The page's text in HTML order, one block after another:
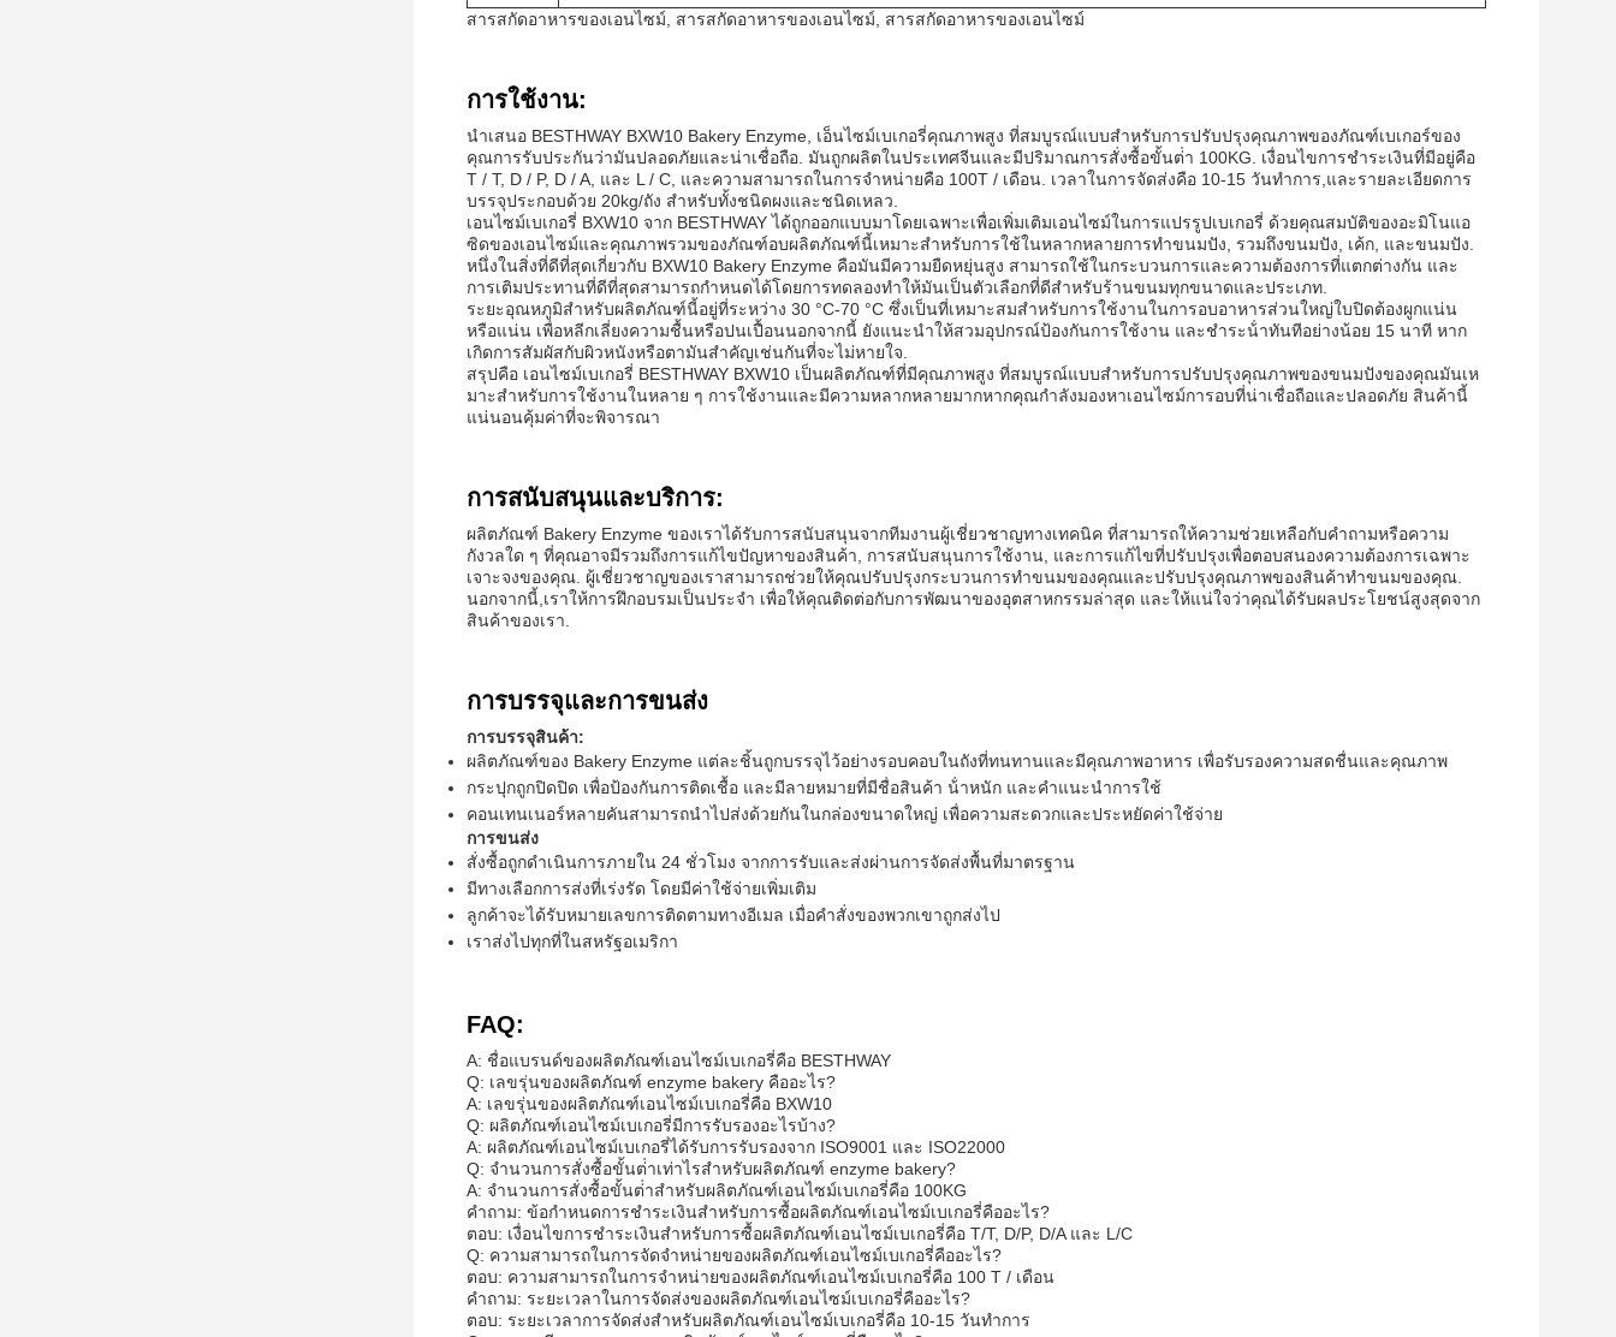
สารสกัดอาหารของเอนไซม์, สารสกัดอาหารของเอนไซม์, สารสกัดอาหารของเอนไซม์
การใช้งาน:
นําเสนอ BESTHWAY BXW10 Bakery Enzyme, เอ็นไซม์เบเกอรี่คุณภาพสูง ที่สมบูรณ์แบบสําหรับการปรับปรุงคุณภาพของภัณฑ์เบเกอร์ของ
คุณการรับประกันว่ามันปลอดภัยและน่าเชื่อถือ. มันถูกผลิตในประเทศจีนและมีปริมาณการสั่งซื้อขั้นต่ํา 100KG. เงื่อนไขการชําระเงินที่มีอยู่คือ
T / T, D / P, D / A, และ L / C, และความสามารถในการจําหน่ายคือ 100T / เดือน. เวลาในการจัดส่งคือ 10-15 วันทําการ,และรายละเอียดการ
บรรจุประกอบด้วย 20kg/ถัง สําหรับทั้งชนิดผงและชนิดเหลว.
เอนไซม์เบเกอรี่ BXW10 จาก BESTHWAY ได้ถูกออกแบบมาโดยเฉพาะเพื่อเพิ่มเติมเอนไซม์ในการแปรรูปเบเกอรี่ ด้วยคุณสมบัติของอะมิโนแอ
ซิดของเอนไซม์และคุณภาพรวมของภัณฑ์อบผลิตภัณฑ์นี้เหมาะสําหรับการใช้ในหลากหลายการทําขนมปัง, รวมถึงขนมปัง, เค้ก, และขนมปัง.
หนึ่งในสิ่งที่ดีที่สุดเกี่ยวกับ BXW10 Bakery Enzyme คือมันมีความยืดหยุ่นสูง สามารถใช้ในกระบวนการและความต้องการที่แตกต่างกัน และ
การเติมประทานที่ดีที่สุดสามารถกําหนดได้โดยการทดลองทําให้มันเป็นตัวเลือกที่ดีสําหรับร้านขนมทุกขนาดและประเภท.
ระยะอุณหภูมิสําหรับผลิตภัณฑ์นี้อยู่ที่ระหว่าง 30 °C-70 °C ซึ่งเป็นที่เหมาะสมสําหรับการใช้งานในการอบอาหารส่วนใหญ่ใบปิดต้องผูกแน่น
หรือแน่น เพื่อหลีกเลี่ยงความชื้นหรือปนเปื้อนนอกจากนี้ ยังแนะนําให้สวมอุปกรณ์ป้องกันการใช้งาน และชําระน้ําทันทีอย่างน้อย 15 นาที หาก
เกิดการสัมผัสกับผิวหนังหรือตามันสําคัญเช่นกันที่จะไม่หายใจ.
สรุปคือ เอนไซม์เบเกอรี่ BESTHWAY BXW10 เป็นผลิตภัณฑ์ที่มีคุณภาพสูง ที่สมบูรณ์แบบสําหรับการปรับปรุงคุณภาพของขนมปังของคุณมันเห
มาะสําหรับการใช้งานในหลาย ๆ การใช้งานและมีความหลากหลายมากหากคุณกําลังมองหาเอนไซม์การอบที่น่าเชื่อถือและปลอดภัย สินค้านี้
แน่นอนคุ้มค่าที่จะพิจารณา
การสนับสนุนและบริการ:
ผลิตภัณฑ์ Bakery Enzyme ของเราได้รับการสนับสนุนจากทีมงานผู้เชี่ยวชาญทางเทคนิค ที่สามารถให้ความช่วยเหลือกับคําถามหรือความ
กังวลใด ๆ ที่คุณอาจมีรวมถึงการแก้ไขปัญหาของสินค้า, การสนับสนุนการใช้งาน, และการแก้ไขที่ปรับปรุงเพื่อตอบสนองความต้องการเฉพาะ
เจาะจงของคุณ. ผู้เชี่ยวชาญของเราสามารถช่วยให้คุณปรับปรุงกระบวนการทําขนมของคุณและปรับปรุงคุณภาพของสินค้าทําขนมของคุณ.
นอกจากนี้,เราให้การฝึกอบรมเป็นประจํา เพื่อให้คุณติดต่อกับการพัฒนาของอุตสาหกรรมล่าสุด และให้แน่ใจว่าคุณได้รับผลประโยชน์สูงสุดจาก
สินค้าของเรา.
การบรรจุและการขนส่ง
การบรรจุสินค้า:
ผลิตภัณฑ์ของ Bakery Enzyme แต่ละชิ้นถูกบรรจุไว้อย่างรอบคอบในถังที่ทนทานและมีคุณภาพอาหาร เพื่อรับรองความสดชื่นและคุณภาพ
กระปุกถูกปิดปิด เพื่อป้องกันการติดเชื้อ และมีลายหมายที่มีชื่อสินค้า น้ําหนัก และคําแนะนําการใช้
คอนเทนเนอร์หลายคันสามารถนําไปส่งด้วยกันในกล่องขนาดใหญ่ เพื่อความสะดวกและประหยัดค่าใช้จ่าย
การขนส่ง
สั่งซื้อถูกดําเนินการภายใน 24 ชั่วโมง จากการรับและส่งผ่านการจัดส่งพื้นที่มาตรฐาน
มีทางเลือกการส่งที่เร่งรัด โดยมีค่าใช้จ่ายเพิ่มเติม
ลูกค้าจะได้รับหมายเลขการติดตามทางอีเมล เมื่อคําสั่งของพวกเขาถูกส่งไป
เราส่งไปทุกที่ในสหรัฐอเมริกา
FAQ:
A: ชื่อแบรนด์ของผลิตภัณฑ์เอนไซม์เบเกอรี่คือ BESTHWAY
Q: เลขรุ่นของผลิตภัณฑ์ enzyme bakery คืออะไร?
A: เลขรุ่นของผลิตภัณฑ์เอนไซม์เบเกอรี่คือ BXW10
Q: ผลิตภัณฑ์เอนไซม์เบเกอรี่มีการรับรองอะไรบ้าง?
A: ผลิตภัณฑ์เอนไซม์เบเกอรี่ได้รับการรับรองจาก ISO9001 และ ISO22000
Q: จํานวนการสั่งซื้อขั้นต่ําเท่าไรสําหรับผลิตภัณฑ์ enzyme bakery?
A: จํานวนการสั่งซื้อขั้นต่ําสําหรับผลิตภัณฑ์เอนไซม์เบเกอรี่คือ 100KG
คําถาม: ข้อกําหนดการชําระเงินสําหรับการซื้อผลิตภัณฑ์เอนไซม์เบเกอรี่คืออะไร?
ตอบ: เงื่อนไขการชําระเงินสําหรับการซื้อผลิตภัณฑ์เอนไซม์เบเกอรี่คือ T/T, D/P, D/A และ L/C
Q: ความสามารถในการจัดจําหน่ายของผลิตภัณฑ์เอนไซม์เบเกอรี่คืออะไร?
ตอบ: ความสามารถในการจําหน่ายของผลิตภัณฑ์เอนไซม์เบเกอรี่คือ 100 T / เดือน
คําถาม: ระยะเวลาในการจัดส่งของผลิตภัณฑ์เอนไซม์เบเกอรี่คืออะไร?
ตอบ: ระยะเวลาการจัดส่งสําหรับผลิตภัณฑ์เอนไซม์เบเกอรี่คือ 10-15 วันทําการ